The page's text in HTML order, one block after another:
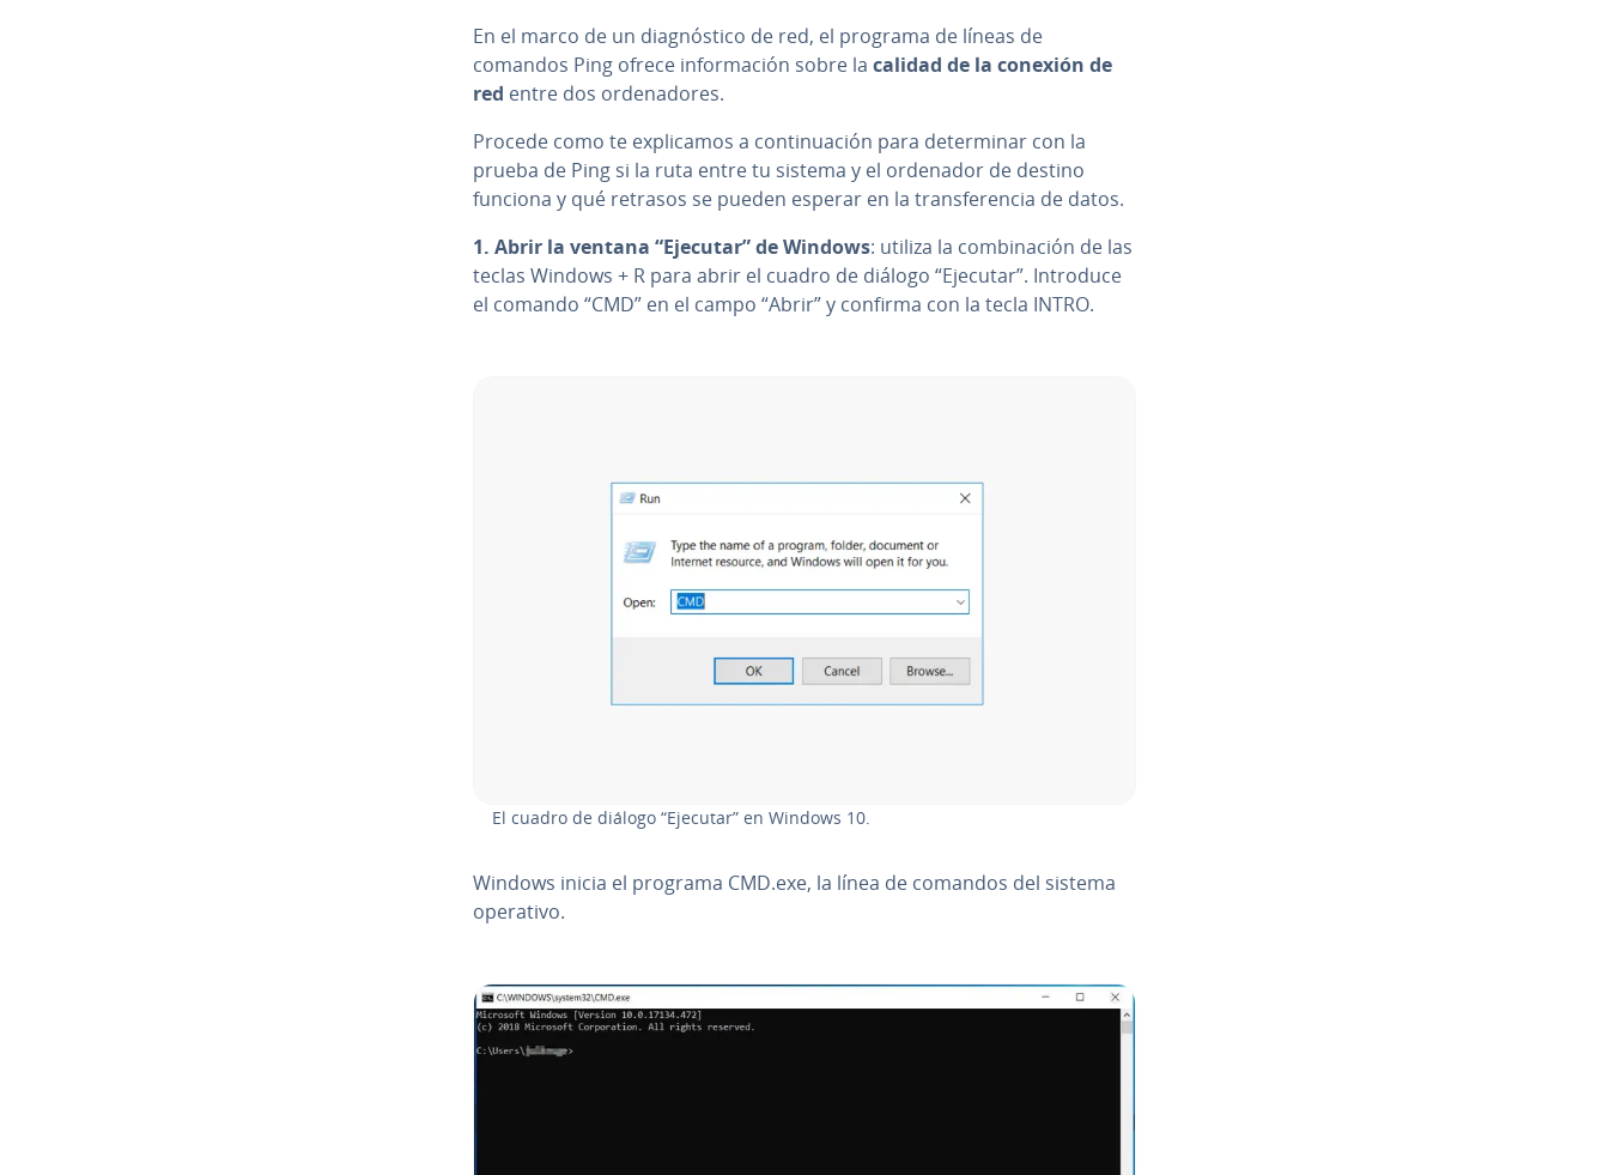
En el marco de un dia­g­nó­s­ti­co de red, el programa de líneas de
comandos Ping ofrece in­fo­r­ma­ción sobre la calidad de la conexión de
red entre dos or­de­na­do­res.
Procede como te ex­pli­ca­mos a co­n­ti­nua­ción para de­te­r­mi­nar con la
prueba de Ping si la ruta entre tu sistema y el ordenador de destino
funciona y qué retrasos se pueden esperar en la tra­n­s­fe­re­n­cia de datos.
1. Abrir la ventana “Ejecutar” de Windows: utiliza la co­m­bi­na­ción de las
teclas Windows + R para abrir el cuadro de diálogo “Ejecutar”. Introduce
el comando “CMD” en el campo “Abrir” y confirma con la tecla INTRO.
El cuadro de diálogo “Ejecutar” en Windows 10.
Windows inicia el programa CMD.exe, la línea de comandos del sistema
operativo.